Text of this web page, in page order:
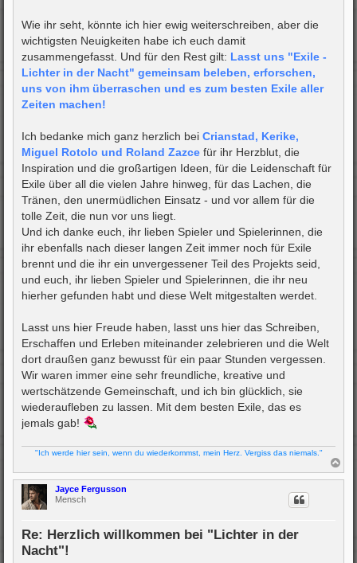
Wie ihr seht, könnte ich hier ewig weiterschreiben, aber die
wichtigsten Neuigkeiten habe ich euch damit
zusammengefasst. Und für den Rest gilt: Lasst uns "Exile -
Lichter in der Nacht" gemeinsam beleben, erforschen,
uns von ihm überraschen und es zum besten Exile aller
Zeiten machen!
Ich bedanke mich ganz herzlich bei Crianstad, Kerike,
Miguel Rotolo und Roland Zazce für ihr Herzblut, die
Inspiration und die großartigen Ideen, für die Leidenschaft für
Exile über all die vielen Jahre hinweg, für das Lachen, die
Tränen, den unermüdlichen Einsatz - und vor allem für die
tolle Zeit, die nun vor uns liegt.
Und ich danke euch, ihr lieben Spieler und Spielerinnen, die
ihr ebenfalls nach dieser langen Zeit immer noch für Exile
brennt und die ihr ein unvergessener Teil des Projekts seid,
und euch, ihr lieben Spieler und Spielerinnen, die ihr neu
hierher gefunden habt und diese Welt mitgestalten werdet.
Lasst uns hier Freude haben, lasst uns hier das Schreiben,
Erschaffen und Erleben miteinander zelebrieren und die Welt
dort draußen ganz bewusst für ein paar Stunden vergessen.
Wir waren immer eine sehr freundliche, kreative und
wertschätzende Gemeinschaft, und ich bin glücklich, sie
wiederaufleben zu lassen. Mit dem besten Exile, das es
jemals gab!
"Ich werde hier sein, wenn du wiederkommst, mein Herz. Vergiss das niemals."
a
Jayce Fergusson
Mensch
Re: Herzlich willkommen bei "Lichter in der
Nacht"!